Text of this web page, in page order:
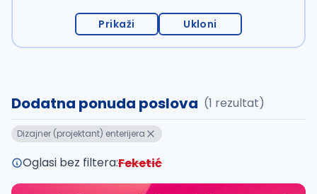
Prikaži Ukloni
Dodatna ponuda poslova (1 rezultat)
Dizajner (projektant) enterijera
Oglasi bez filtera:Feketić